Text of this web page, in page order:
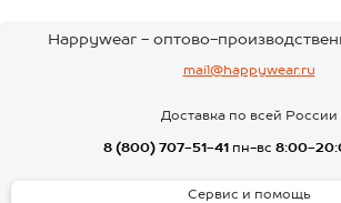
Happywear - оптово-
mail@happywear.ru
Доставка по всей России
8 (800) 707-51-41 пн-вс 8:00-
Сервис и помощь